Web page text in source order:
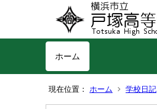
ホーム
現在位置： ホーム 学校日記